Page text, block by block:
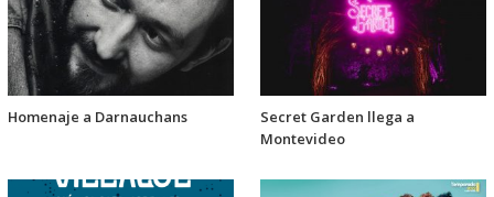
Homenaje a Darnauchans
Secret Garden llega a
Montevideo